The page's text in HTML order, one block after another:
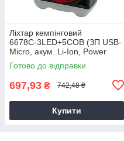
Ліхтар кемпінговий
6678С-3LED+5COB (ЗП USB-
Micro, акум. Li-Ion, Power
bank, Waterproof, сонячна
батарея)
Готово до відправки
697,93 ₴ 742,48 ₴
Купити